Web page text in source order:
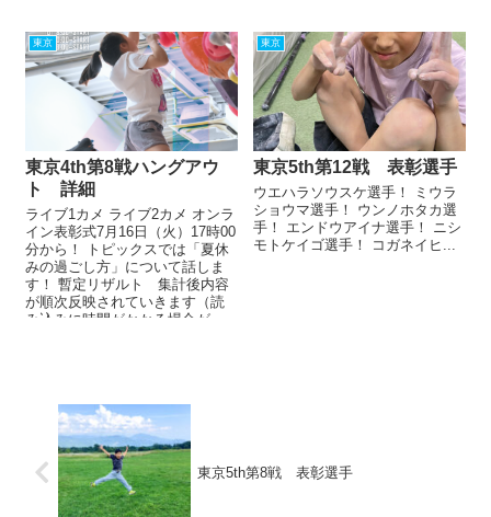
東京
東京4th第8戦ハングアウ
ト 詳細
ライブ1カメ ライブ2カメ オンラ
イン表彰式7月16日（火）17時00
分から！ トピックスでは「夏休
みの過ごし方」について話しま
す！ 暫定リザルト 集計後内容
が順次反映されていきます（読
み込みに時間がかかる場合が
東京
東京5th第12戦 表彰選手
ウエハラソウスケ選手！ ミウラ
ショウマ選手！ ウンノホタカ選
手！ エンドウアイナ選手！ ニシ
モトケイゴ選手！ コガネイヒ...
東京5th第8戦 表彰選手